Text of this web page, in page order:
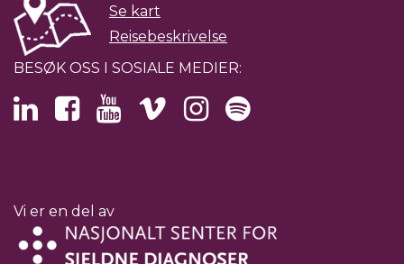
Se kart
Reisebeskrivelse
BESØK OSS I SOSIALE MEDIER:
Vi er en del av